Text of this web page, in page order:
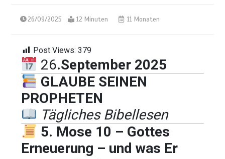
26/09/2025 12 Minuten 11 Monaten
Post Views: 379
26.September 2025
GLAUBE SEINEN
PROPHETEN
Tägliches Bibellesen
5. Mose 10 – Gottes
Erneuerung – und was Er